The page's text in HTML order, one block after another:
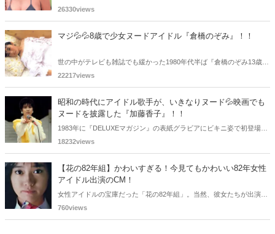
Mという特異な芸名でヌードモデルとしてデビューした田中みおさん
26330views
マジ💦💦8歳で少女ヌードアイドル『倉橋のぞみ』！！
世の中がテレビも雑誌でも緩かった1980年代半ば『倉橋のぞみ13歳』
で20万部を売り切るという空前の大ヒットを記録した少女ヌードアイ
22217views
昭和の時代にアイドル歌手が、いきなりヌード💦映画でも
ヌードを披露した『加藤香子』！！
1983年に『DELUXEマガジン』の表紙グラビアにビキニ姿で初登場
し、その巨乳のスタイルとうらはらな童顔で話題を集め翌年には歌手
ます。
18232views
【花の82年組】かわいすぎる！今見てもかわいい82年女性
アイドル出演のCM！
女性アイドルの宝庫だった「花の82年組」。当然、彼女たちが出演し
たアイドル時代のCMは "かわいさ全開" で、今見ても「かわいすぎ
760views